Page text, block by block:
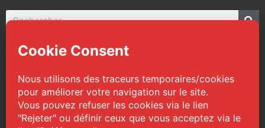
© 2026 Toulouse Polars du Sud | Tous droits
réservés
Web Design : TPS|Mentions légales